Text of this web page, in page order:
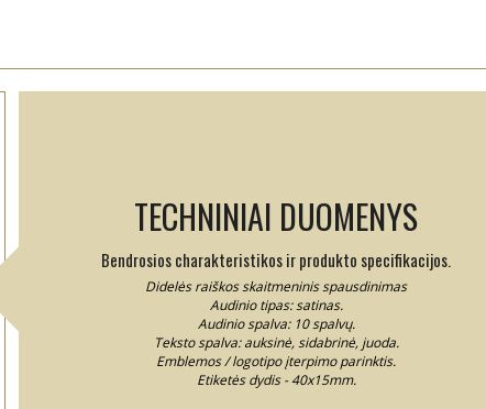
TECHNINIAI DUOMENYS
Bendrosios charakteristikos ir produkto specifikacijos.
Didelės raiškos skaitmeninis spausdinimas
Audinio tipas: satinas.
Audinio spalva: 10 spalvų.
Teksto spalva: auksinė, sidabrinė, juoda.
Emblemos / logotipo įterpimo parinktis.
Etiketės dydis - 40x15mm.